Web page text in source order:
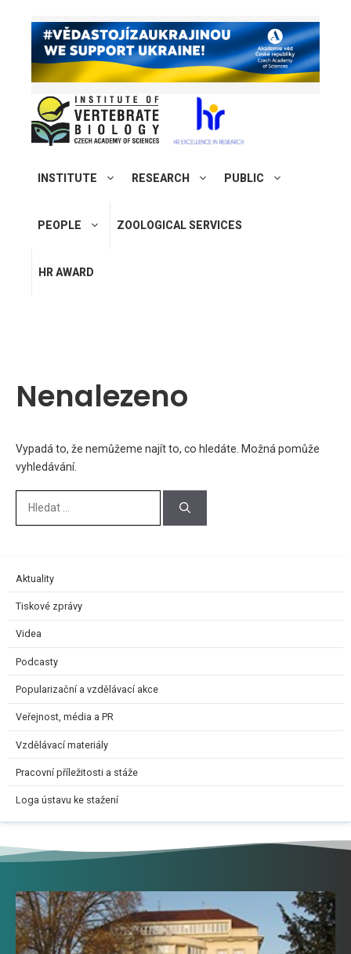
INSTITUTE RESEARCH PUBLIC
PEOPLE ZOOLOGICAL SERVICES
HR AWARD
Nenalezeno
Vypadá to, že nemůžeme najít to, co hledáte. Možná pomůže
vyhledávání.
Aktuality
Tiskové zprávy
Videa
Podcasty
Popularizační a vzdělávací akce
Veřejnost, média a PR
Vzdělávací materiály
Pracovní příležitosti a stáže
Loga ústavu ke stažení